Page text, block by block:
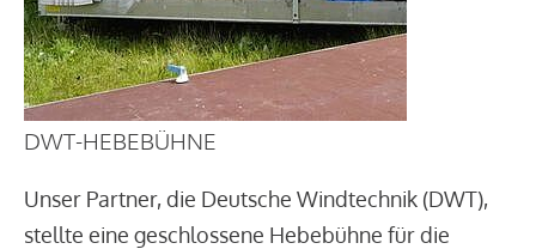
DWT-HEBEBÜHNE
Unser Partner, die Deutsche Windtechnik (DWT),
stellte eine geschlossene Hebebühne für die